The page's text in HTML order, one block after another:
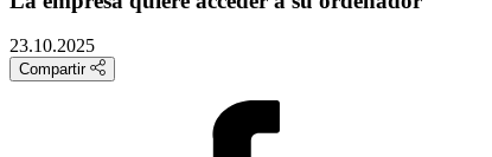
23.10.2025
Compartir